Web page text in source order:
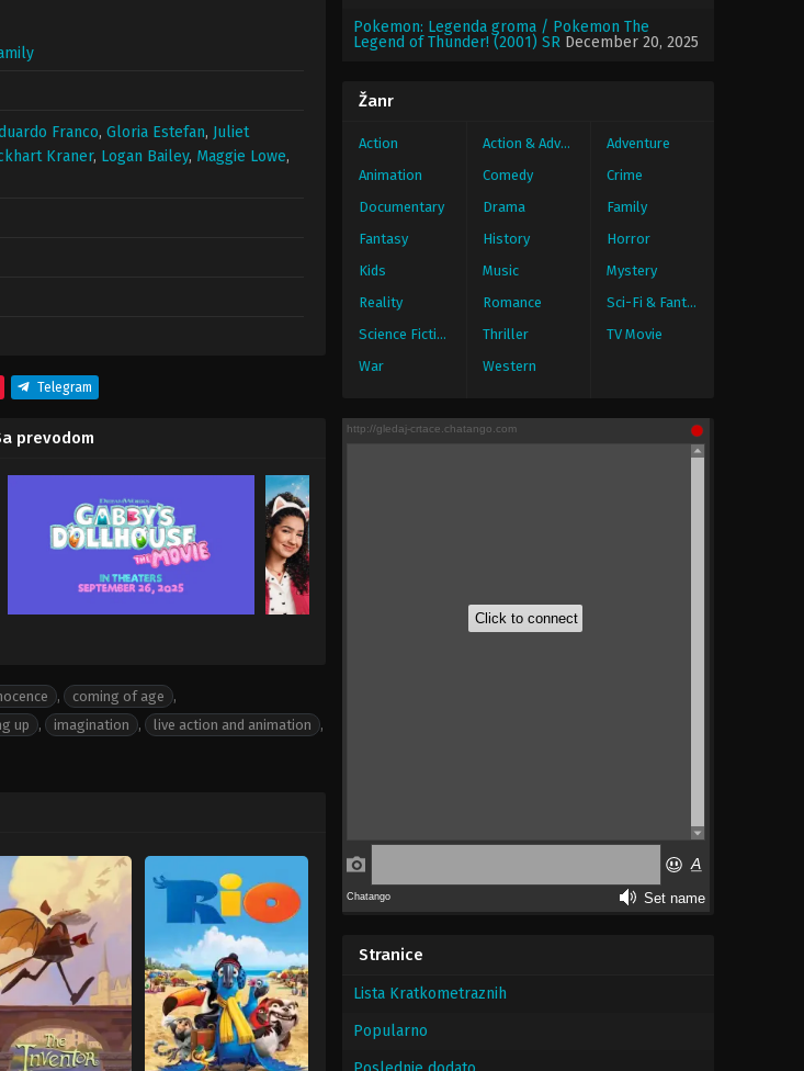
Franco, Gloria Estefan, Juliet
Kraner, Logan Bailey, Maggie Lowe,
Telegram
prevodom
, coming of age
,
up , imagination , live action and animation
,
Pokemon: Legenda groma / Pokemon The
Legend of Thunder! (2001) SR December 20, 2025
Žanr
Action Action & Adventure
Adventure
Animation
Comedy
Crime
Documentary
Drama
Family
Fantasy
History
Horror
Kids
Music
Mystery
Reality
Romance
Sci-Fi & Fantasy
Science Fiction
Thriller
TV Movie
War
Western
Stranice
Lista Kratkometraznih
Popularno